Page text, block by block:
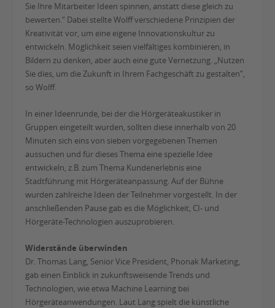
Sie Ihre Mitarbeiter Ideen spinnen, anstatt diese gleich zu
bewerten.“ Dabei stellte Wolff verschiedene Prinzipien der
Kreativität vor, um eine eigene Innovationskultur zu
entwickeln. Möglichkeit seien vielfältiges kombinieren, in
Bildern zu denken, aber auch eine gute Vernetzung. „Nutzen
Sie dies, um die Zukunft in Ihrem Fachgeschäft zu gestalten“,
so Wolff.
In einer Ideenrunde, bei der die Hörgeräteakustiker in
Gruppen eingeteilt wurden, sollten diese innerhalb von 20
Minuten sich eins von sieben vorgegebenen Themen
aussuchen und für dieses Thema eine spezielle Idee
entwickeln, z.B. zum Thema Kundenerlebnis eine
Stadtführung mit Hörgeräteanpassung. Auf der Bühne
wurden zahlreiche Ideen der Teilnehmer vorgestellt. In der
anschließenden Pause gab es die Möglichkeit, CI- und
Hörgeräte-Technologien auszuprobieren.
Widerstände überwinden
Dr. Thomas Lang, Senior Vice President, Phonak Marketing,
gab einen Einblick in zukunftsweisende Trends und
Technologien, wie etwa Machine Learning bei
Hörgeräteanwendungen. Laut Lang spielt die künstliche